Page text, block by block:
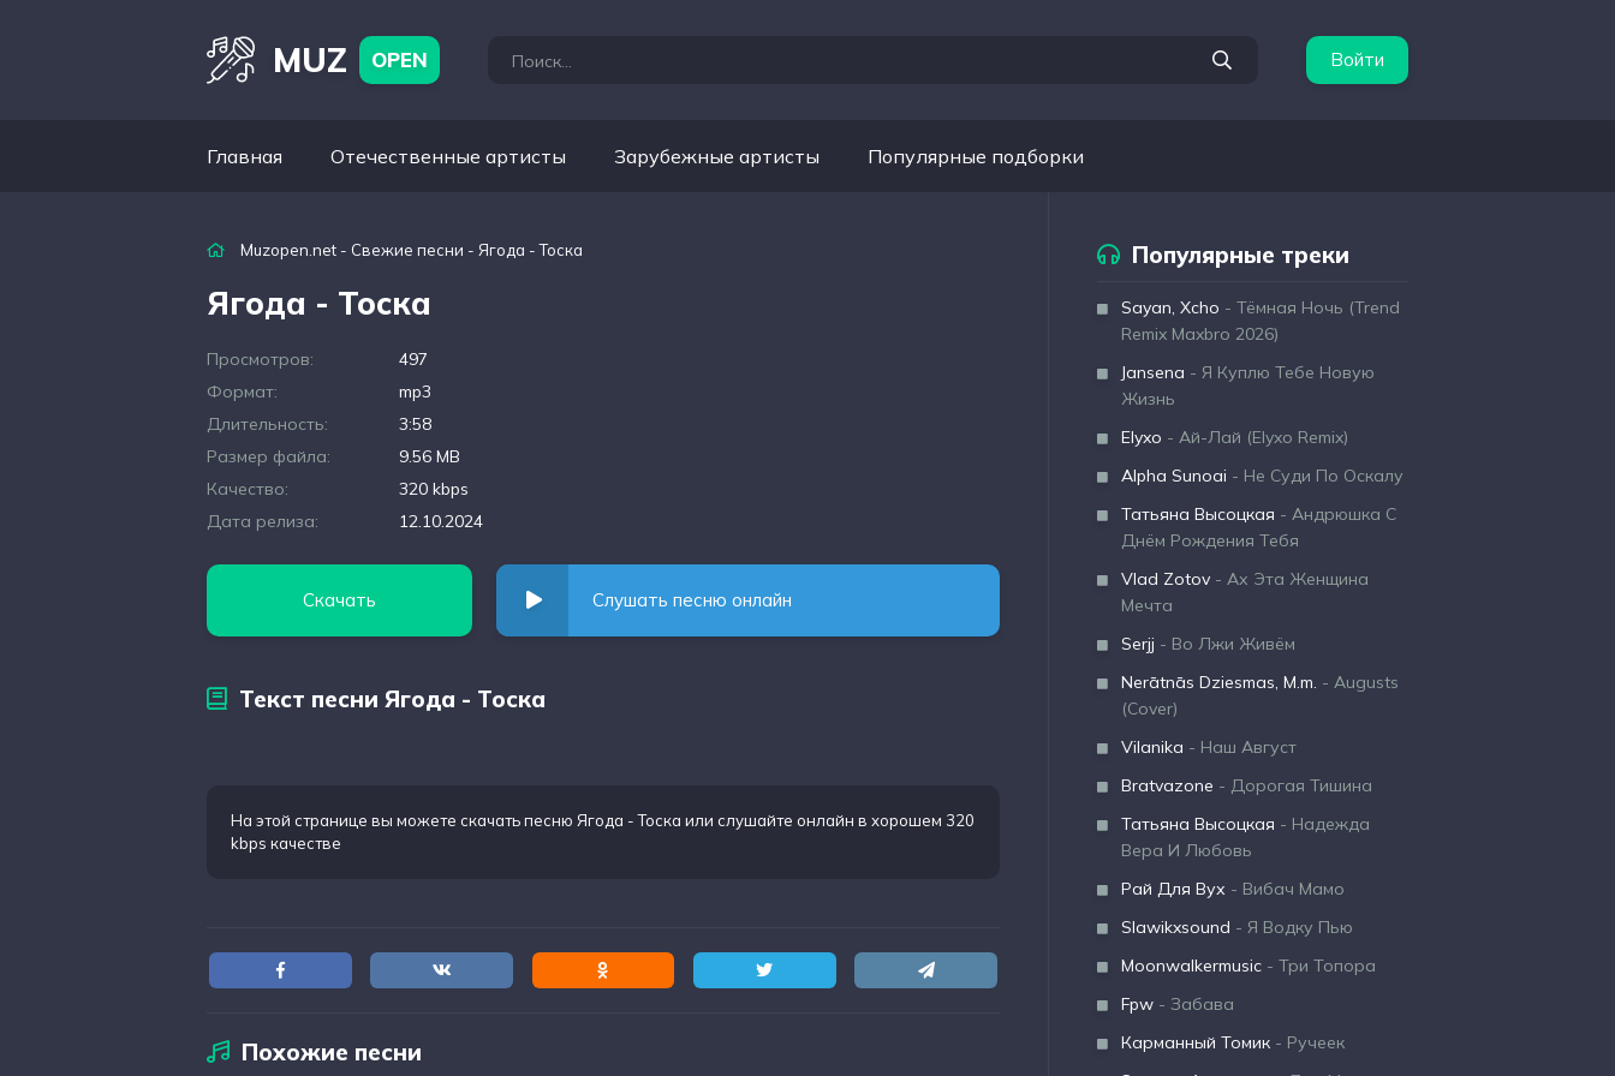
MUZ OPEN Войти
Главная Отечественные артисты Зарубежные артисты Популярные подборки
Muzopen.net - Свежие песни - Ягода - Тоска
Ягода - Тоска
Просмотров:
497
Формат:
mp3
Длительность:
3:58
Размер файла:
9.56 MB
Качество:
320 kbps
Дата релиза:
12.10.2024
Скачать Слушать песню онлайн
Текст песни Ягода - Тоска
На этой странице вы можете скачать песню Ягода - Тоска или слушайте онлайн в хорошем 320
kbps качестве
Похожие песни
Популярные треки
Sayan, Xcho - Тёмная Ночь (Trend
Remix Maxbro 2026)
Jansena - Я Куплю Тебе Новую
Жизнь
Elyxo - Ай-Лай (Elyxo Remix)
Alpha Sunoai - Не Суди По Оскалу
Татьяна Высоцкая - Андрюшка С
Днём Рождения Тебя
Vlad Zotov - Ах Эта Женщина
Мечта
Serjj - Во Лжи Живём
Nerātnās Dziesmas, M.m. - Augusts
(Cover)
Vilanika - Наш Август
Bratvazone - Дорогая Тишина
Татьяна Высоцкая - Надежда
Вера И Любовь
Рай Для Вух - Вибач Мамо
Slawikxsound - Я Водку Пью
Moonwalkermusic - Три Топора
Fpw - Забава
Карманный Томик - Ручеек